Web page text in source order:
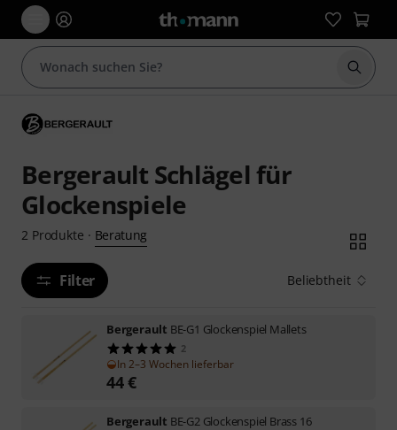
Suche
Bergerault Schlägel für
Glockenspiele
2 Produkte · Beratung
Filter Beliebtheit
Bergerault BE-G1 Glockenspiel Mallets
2
In 2–3 Wochen lieferbar
44€
Bergerault BE-G2 Glockenspiel Brass 16